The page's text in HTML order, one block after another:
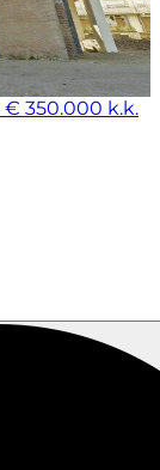
€ 350.000 k.k.